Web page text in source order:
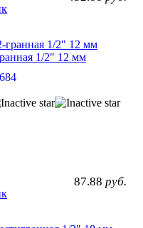
1/2" 12 мм
87.88 руб.